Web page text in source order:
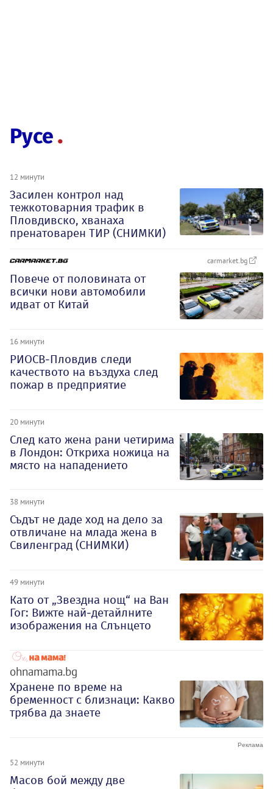
Русе
12 минути
Засилен контрол над
тежкотоварния трафик в
Пловдивско, хванаха
пренатоварен ТИР (СНИМКИ)
carmarket.bg
Повече от половината от
всички нови автомобили
идват от Китай
16 минути
РИОСВ-Пловдив следи
качеството на въздуха след
пожар в предприятие
20 минути
След като жена рани четирима
в Лондон: Откриха ножица на
място на нападението
38 минути
Съдът не даде ход на дело за
отвличане на млада жена в
Свиленград (СНИМКИ)
49 минути
Като от „Звездна нощ“ на Ван
Гог: Вижте най-детайлните
изображения на Слънцето
ohnamama.bg
Хранене по време на
бременност с близнаци: Какво
трябва да знаете
52 минути
Масов бой между две